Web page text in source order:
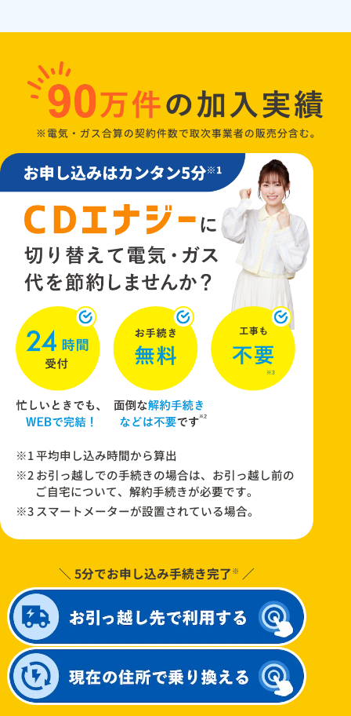
※1 平均申し込み時間から算出
※2 お引っ越しでの手続きの場合は、お引っ越し前の
ご自宅について、解約手続きが必要です。
※3 スマートメーターが設置されている場合。
＼ 5分でお申し込み手続き完了 ※ ／